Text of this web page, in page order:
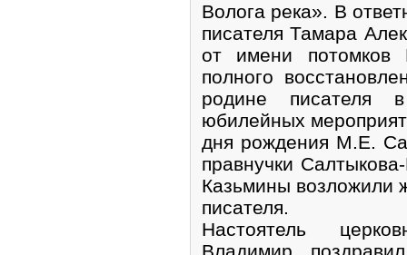
Волога река». В
писателя Тамара
от имени потомков
полного
родине писателя
юбилейных
дня рождения М.Е.
правнучки
Казьмины возложили
писателя.
Настоятель
Владимир